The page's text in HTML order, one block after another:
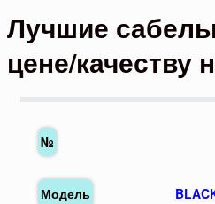
Лучшие
цене/качеству